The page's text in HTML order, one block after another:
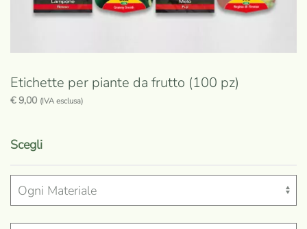
Etichette per piante da frutto (100 pz)
€9,00 (IVA esclusa)
Scegliprodotto
più
varianti.
Le